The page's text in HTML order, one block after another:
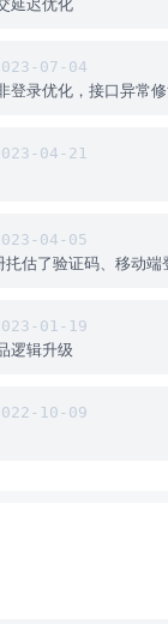
07-04
登录优化，接口异常
04-21
04-05
估了验证码、移动端
01-19
逻辑升级
10-09